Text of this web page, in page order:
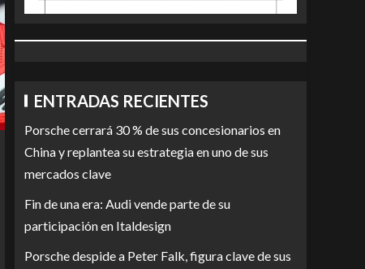
ENTRADAS RECIENTES
Porsche cerrará 30 % de sus concesionarios en
China y replantea su estrategia en uno de sus
mercados clave
Fin de una era: Audi vende parte de su
participación en Italdesign
Porsche despide a Peter Falk, figura clave de sus